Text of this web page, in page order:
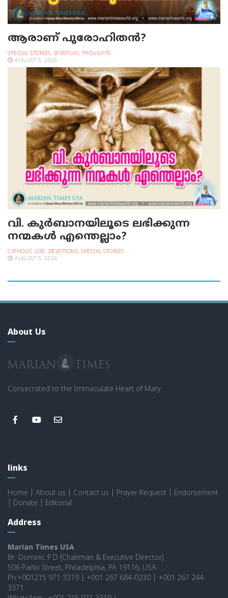
ആരാണ് പുരോഹിതൻ?
SPECIAL STORIES, SPIRITUAL THOUGHTS
AUGUST 5, 2026
വി. കുര്‍ബാനയിലൂടെ ലഭിക്കുന്ന
നന്മകള്‍ എന്തെല്ലാം?
CATHOLIC LIFE, DEVOTIONS, SPECIAL STORIES
AUGUST 5, 2026
About Us
Consecrated to the Immaculate Heart of Mary
links
Home About us Contact us Prayer Request
Endorsement
Donate Editorial
Address
Marian Times USA
Br. Dominic P.D (Chairman & Executive Director)
506 Parlin Street, Philadelphia, PA 19116, USA
Ph:+001215 971 3319 | +001 267 684-0230 | +001 267 244-
3371